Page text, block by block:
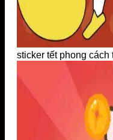
sticker tết phong cách